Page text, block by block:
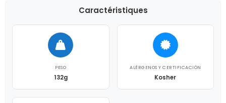
Caractéristiques
PESO
132g
ALÉRGENOS Y CERTIFICACIÓN
Kosher